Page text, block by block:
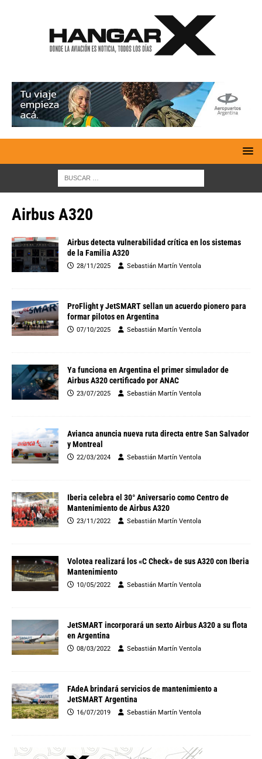
Airbus A320
Airbus detecta vulnerabilidad crítica en los sistemas
de la Familia A320
28/11/2025 Sebastián Martín Ventola
ProFlight y JetSMART sellan un acuerdo pionero para
formar pilotos en Argentina
07/10/2025 Sebastián Martín Ventola
Ya funciona en Argentina el primer simulador de
Airbus A320 certificado por ANAC
23/07/2025 Sebastián Martín Ventola
Avianca anuncia nueva ruta directa entre San Salvador
y Montreal
22/03/2024 Sebastián Martín Ventola
Iberia celebra el 30° Aniversario como Centro de
Mantenimiento de Airbus A320
23/11/2022 Sebastián Martín Ventola
Volotea realizará los «C Check» de sus A320 con Iberia
Mantenimiento
10/05/2022 Sebastián Martín Ventola
JetSMART incorporará un sexto Airbus A320 a su flota
en Argentina
08/03/2022 Sebastián Martín Ventola
FAdeA brindará servicios de mantenimiento a
JetSMART Argentina
16/07/2019 Sebastián Martín Ventola